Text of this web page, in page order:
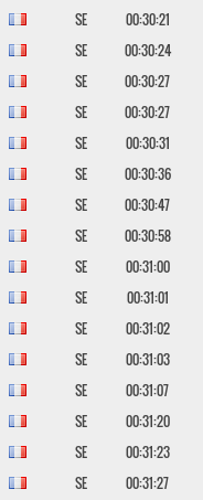
SE
00:30:21
SE
00:30:24
SE
00:30:27
SE
00:30:27
SE
00:30:31
SE
00:30:36
SE
00:30:47
SE
00:30:58
SE
00:31:00
SE
00:31:01
SE
00:31:02
SE
00:31:03
SE
00:31:07
SE
00:31:20
SE
00:31:23
SE
00:31:27